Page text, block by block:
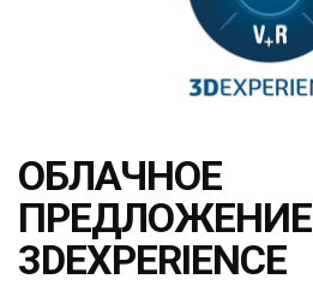
Язык
ОБЛАЧНОЕ
ПРЕДЛОЖЕНИЕ
3DEXPERIENCE